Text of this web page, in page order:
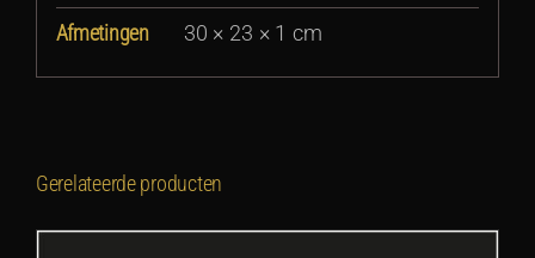
Afmetingen 30 × 23 × 1 cm
Gerelateerde producten